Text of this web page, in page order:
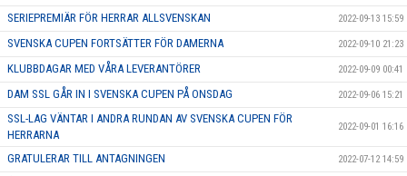
SERIEPREMIÄR FÖR HERRAR ALLSVENSKAN 2022-09-13 15:59
SVENSKA CUPEN FORTSÄTTER FÖR DAMERNA 2022-09-10 21:23
KLUBBDAGAR MED VÅRA LEVERANTÖRER 2022-09-09 00:41
DAM SSL GÅR IN I SVENSKA CUPEN PÅ ONSDAG 2022-09-06 15:21
SSL-LAG VÄNTAR I ANDRA RUNDAN AV SVENSKA CUPEN FÖR
HERRARNA
2022-09-01 16:16
GRATULERAR TILL ANTAGNINGEN 2022-07-12 14:59